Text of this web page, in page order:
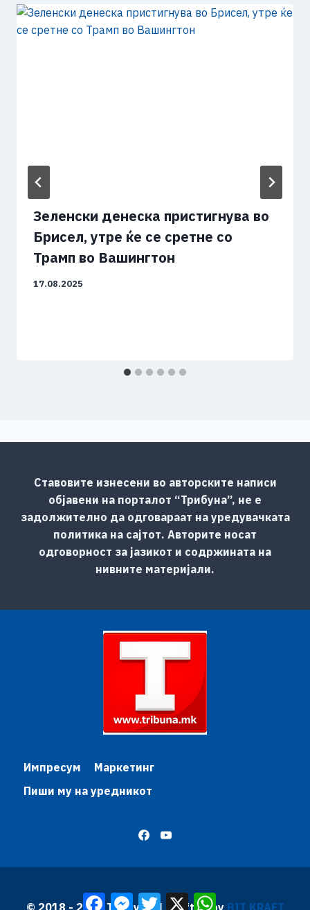
Зеленски денеска пристигнува во
Брисел, утре ќе се сретне со
Трамп во Вашингтон
17.08.2025
Ставовите изнесени во авторските написи
објавени на порталот “Трибуна”, не е
задолжително да одговараат на уредувачката
политика на сајтот. Авторите носат
одговорност за јазикот и содржината на
нивните материјали.
Импресум
Маркетинг
Пиши му на уредникот
© 2018 - 2026 Трибуна | Krafted by BIT KRAFT
FacebookMessenger
TwitterX